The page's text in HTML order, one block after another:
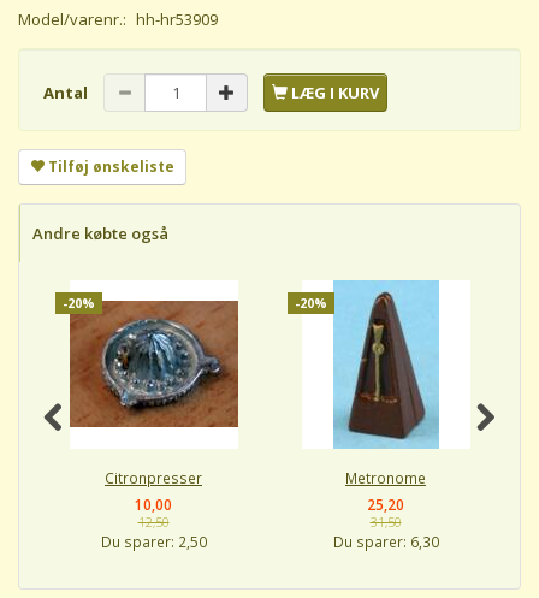
Model/varenr.: hh-hr53909
Antal LÆG I KURV
Tilføj ønskeliste
Andre købte også
-20%
Citronpresser
10,00
12,50
Du sparer: 2,50
-20%
Metronome
25,20
31,50
Du sparer: 6,30